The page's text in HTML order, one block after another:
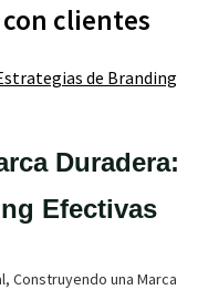
clientes
Duradera:
Efectivas
Construyendo una Marca